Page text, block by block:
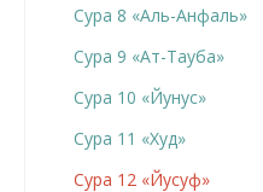
Сура 8 «Аль-Анфаль»
Сура 9 «Ат-Тауба»
Сура 10 «Йунус»
Сура 11 «Худ»
Сура 12 «Йусуф»